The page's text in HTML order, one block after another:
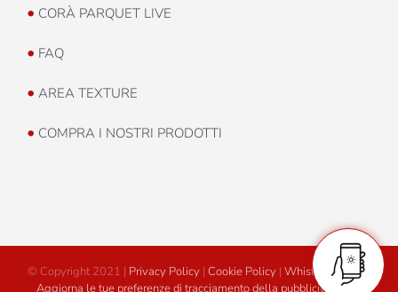
• CORÀ PARQUET LIVE
• FAQ
• AREA TEXTURE
• COMPRA I NOSTRI PRODOTTI
© Copyright 2021 | Privacy Policy | Cookie Policy | Whistleblowing
Aggiorna le tue preferenze di tracciamento della pubblicità
Area